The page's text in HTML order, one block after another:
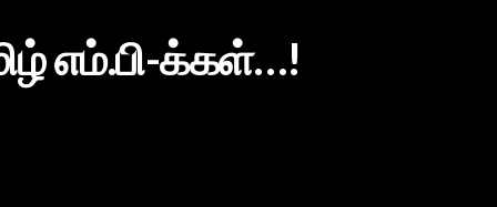
எம்.பி-க்கள்…!